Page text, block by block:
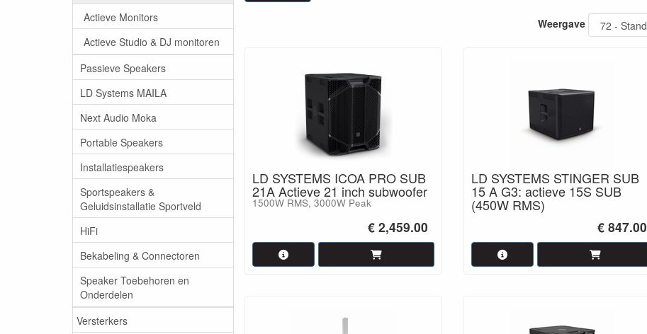
Actieve Monitors
Actieve Studio & DJ monitoren
Passieve Speakers
LD Systems MAILA
Next Audio Moka
Portable Speakers
Installatiespeakers
Sportspeakers &
Geluidsinstallatie Sportveld
HiFi
Bekabeling & Connectoren
Speaker Toebehoren en
Onderdelen
Versterkers
Weergave
LD SYSTEMS ICOA PRO SUB
21A Actieve 21 inch subwoofer
1500W RMS, 3000W Peak
€ 2,459.00
LD SYSTEMS STINGER SUB
15 A G3: actieve 15S SUB
(450W RMS)
€ 847.00